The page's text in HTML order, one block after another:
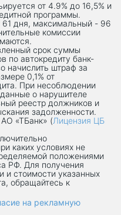
от 4.9% до 16,5% и
программы.
дня, максимальный - 96
комиссии
срок суммы
по автокредиту банк-
начислить штраф за
0,1% от
При несоблюдении
о нарушителе
реестр должников и
задолженности.
«ТБанк» (Лицензия ЦБ
каких условиях не
положениями
РФ. Для получения
и стоимости указанных
обращайтесь к
на рекламную